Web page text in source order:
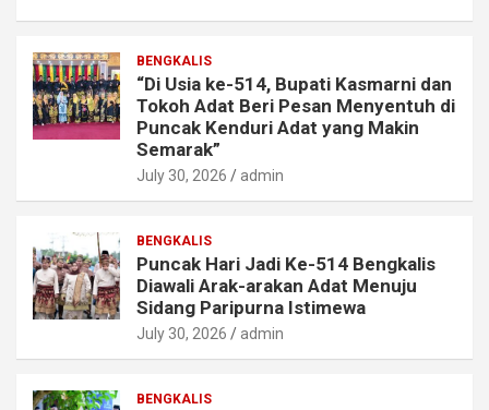
BENGKALIS
“Di Usia ke-514, Bupati Kasmarni dan
Tokoh Adat Beri Pesan Menyentuh di
Puncak Kenduri Adat yang Makin
Semarak”
July 30, 2026 admin
BENGKALIS
Puncak Hari Jadi Ke-514 Bengkalis
Diawali Arak-arakan Adat Menuju
Sidang Paripurna Istimewa
July 30, 2026 admin
BENGKALIS